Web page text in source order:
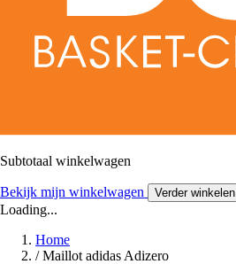
Subtotaal winkelwagen
Bekijk mijn winkelwagen Verder winkelen
Loading...
Home
/ Maillot adidas Adizero